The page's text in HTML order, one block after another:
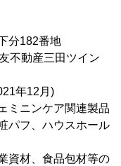
分182番地
動産三田ツイン
年12月)
ミニンケア関連製品
、ハウスホール
、食品包材等の